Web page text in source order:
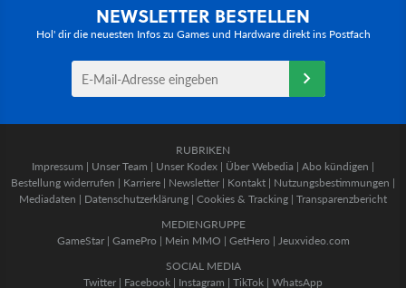
NEWSLETTER BESTELLEN
Hol' dir die neuesten Infos zu Games und Hardware direkt ins Postfach
RUBRIKEN
Impressum | Unser Team | Unser Kodex | Über Webedia | Abo kündigen |
Bestellung widerrufen | Karriere | Newsletter | Kontakt | Nutzungsbestimmungen |
Mediadaten | Datenschutzerklärung | Cookies & Tracking | Transparenzbericht
MEDIENGRUPPE
GameStar| GamePro | Mein MMO | GetHero | Jeuxvideo.com
SOCIAL MEDIA
Twitter | Facebook | Instagram | TikTok | WhatsApp